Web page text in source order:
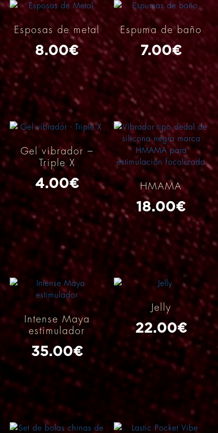
Esposas de metal
8.00€
Espuma de baño
7.00€
Gel vibrador –
Triple X
4.00€ HMAMA
18.00€
Intense Maya
estimulador
35.00€
Jelly
22.00€